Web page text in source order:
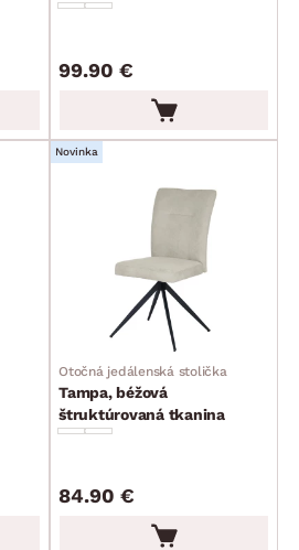
99.90 €
Novinka
Otočná jedálenská stolička
Tampa, béžová
štruktúrovaná tkanina
84.90 €